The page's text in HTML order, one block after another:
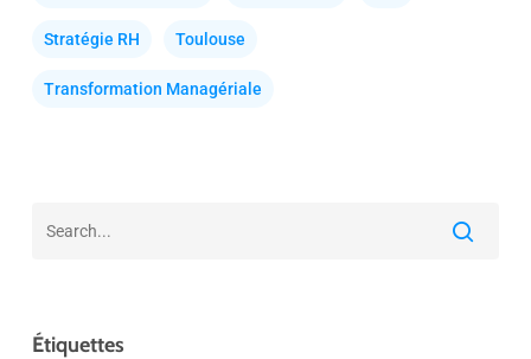
Stratégie RH Toulouse
Transformation Managériale
Étiquettes